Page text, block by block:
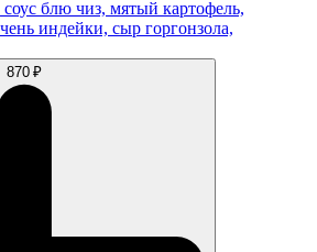
блю чиз, мятый картофель,
индейки, сыр горгонзола,
870 ₽